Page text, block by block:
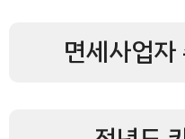
면세사업